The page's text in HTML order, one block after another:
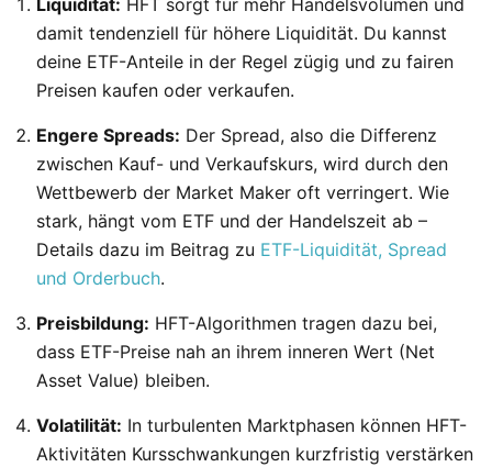
Liquidität: HFT sorgt für mehr Handelsvolumen und
damit tendenziell für höhere Liquidität. Du kannst
deine ETF-Anteile in der Regel zügig und zu fairen
Preisen kaufen oder verkaufen.
Engere Spreads: Der Spread, also die Differenz
zwischen Kauf- und Verkaufskurs, wird durch den
Wettbewerb der Market Maker oft verringert. Wie
stark, hängt vom ETF und der Handelszeit ab –
Details dazu im Beitrag zu ETF-Liquidität, Spread
und Orderbuch.
Preisbildung: HFT-Algorithmen tragen dazu bei,
dass ETF-Preise nah an ihrem inneren Wert (Net
Asset Value) bleiben.
Volatilität: In turbulenten Marktphasen können HFT-
Aktivitäten Kursschwankungen kurzfristig verstärken